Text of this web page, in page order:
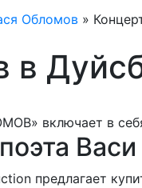
Обломов »
в
предлагает